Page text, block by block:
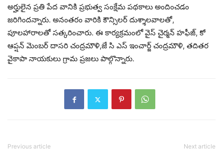
అర్హులైన ప్రతి పేద వానికి ప్రభుత్వ సంక్షేమ పథకాలు అందించడం
జరిగిందన్నారు. అనంతరం వారికి కౌన్సిలర్ దుశ్శాలవాలతో,
పూలహారాలతో సత్కరించారు. ఈ కార్యక్రమంలో వైస్ చైర్మన్ హఫీజ్, కో
ఆప్షన్ మెంబర్ దాసరి చంద్రమౌళి,జే సి ఎస్ ఇంచార్జ్ చంద్రమౌళి, తదితర
వైకాపా నాయకులు గ్రామ ప్రజలు పాల్గొన్నారు.
Previous article Next article